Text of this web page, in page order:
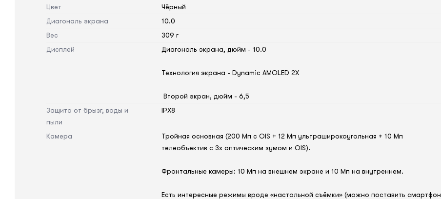
Цвет
Чёрный
Диагональ экрана
10.0
Вес
309 г
Дисплей
Диагональ экрана, дюйм - 10.0
Технология экрана - Dynamic AMOLED 2X
Второй экран, дюйм - 6,5
Защита от брызг, воды и
пыли
IPX8
Камера
Тройная основная (200 Мп с OIS + 12 Мп ультраширокоугольная + 10 Мп
телеобъектив с 3x оптическим зумом и OIS).
Фронтальные камеры: 10 Мп на внешнем экране и 10 Мп на внутреннем.
Есть интересные режимы вроде «настольной съёмки» (можно поставить смартфон